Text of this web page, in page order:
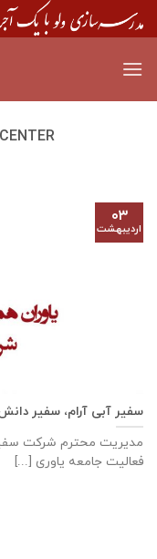
Skip
to
سفیر آبی آرام، سفیر
فعالیت جامعه یاوری [...]
۰۳
اردیبهشت